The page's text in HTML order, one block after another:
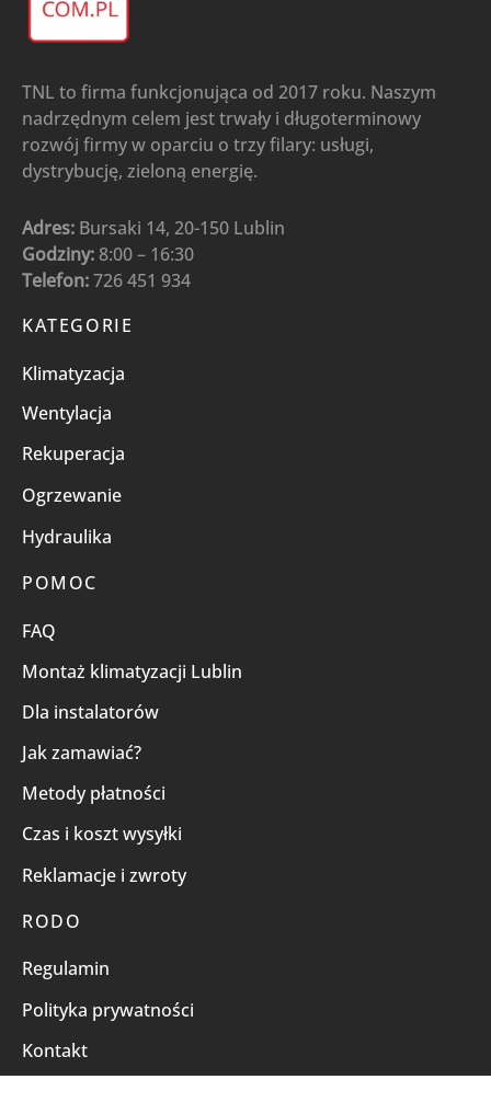
TNL to firma funkcjonująca od 2017 roku. Naszym
nadrzędnym celem jest trwały i długoterminowy
rozwój firmy w oparciu o trzy filary: usługi,
dystrybucję, zieloną energię.
Adres: Bursaki 14, 20-150 Lublin
Godziny: 8:00 – 16:30
Telefon:726 451 934
KATEGORIE
Klimatyzacja
Wentylacja
Rekuperacja
Ogrzewanie
Hydraulika
POMOC
FAQ
Montaż klimatyzacji Lublin
Dla instalatorów
Jak zamawiać?
Metody płatności
Czas i koszt wysyłki
Reklamacje i zwroty
RODO
Regulamin
Polityka prywatności
Kontakt